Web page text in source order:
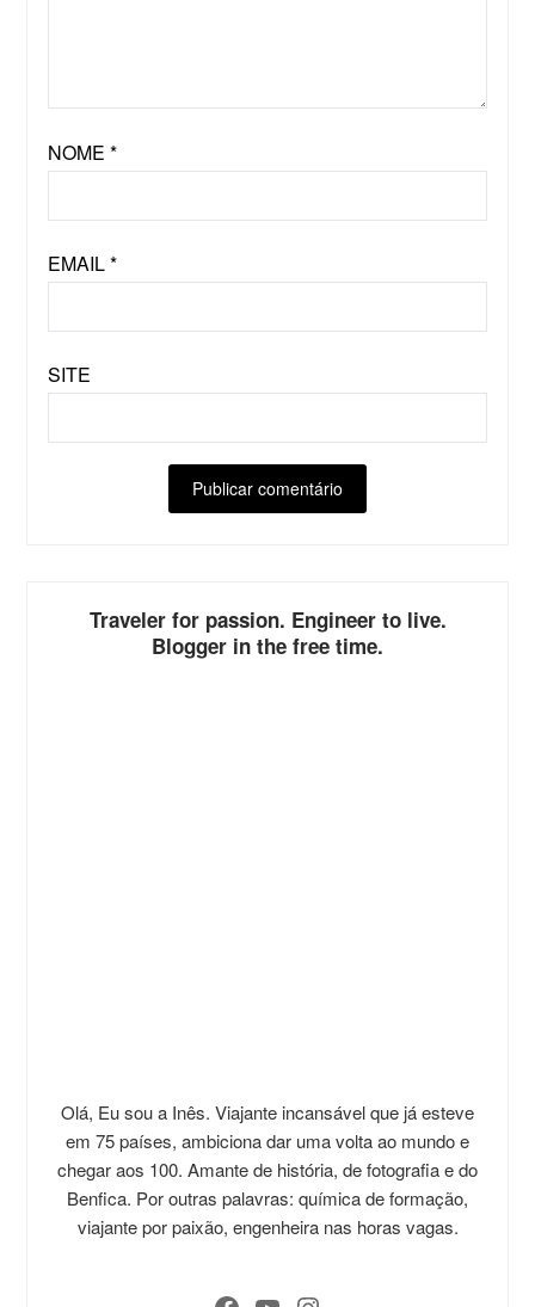
NOME *
EMAIL*
SITE
Traveler for passion. Engineer to live.
Blogger in the free time.
Olá, Eu sou a Inês. Viajante incansável que já esteve
em 75 países, ambiciona dar uma volta ao mundo e
chegar aos 100. Amante de história, de fotografia e do
Benfica. Por outras palavras: química de formação,
viajante por paixão, engenheira nas horas vagas.